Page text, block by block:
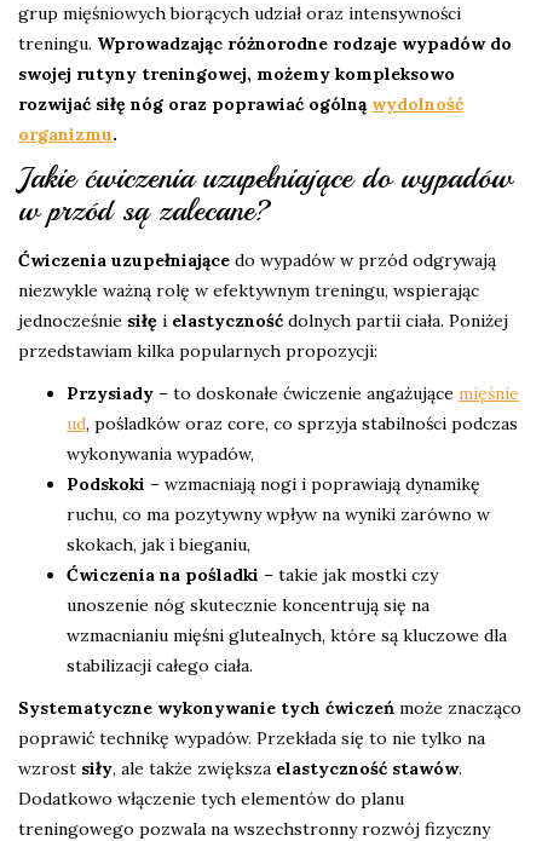
grup mięśniowych biorących udział oraz intensywności
treningu. Wprowadzając różnorodne rodzaje wypadów do
swojej rutyny treningowej, możemy kompleksowo
rozwijać siłę nóg oraz poprawiać ogólną wydolność
organizmu.
Jakie ćwiczenia uzupełniające do wypadów
w przód są zalecane?
Ćwiczenia uzupełniające do wypadów w przód odgrywają
niezwykle ważną rolę w efektywnym treningu, wspierając
jednocześnie siłę i elastyczność dolnych partii ciała. Poniżej
przedstawiam kilka popularnych propozycji:
Przysiady – to doskonałe ćwiczenie angażujące mięśnie
ud, pośladków oraz core, co sprzyja stabilności podczas
wykonywania wypadów,
Podskoki – wzmacniają nogi i poprawiają dynamikę
ruchu, co ma pozytywny wpływ na wyniki zarówno w
skokach, jak i bieganiu,
Ćwiczenia na pośladki – takie jak mostki czy
unoszenie nóg skutecznie koncentrują się na
wzmacnianiu mięśni glutealnych, które są kluczowe dla
stabilizacji całego ciała.
Systematyczne wykonywanie tych ćwiczeń może znacząco
poprawić technikę wypadów. Przekłada się to nie tylko na
wzrost siły, ale także zwiększa elastyczność stawów.
Dodatkowo włączenie tych elementów do planu
treningowego pozwala na wszechstronny rozwój fizyczny